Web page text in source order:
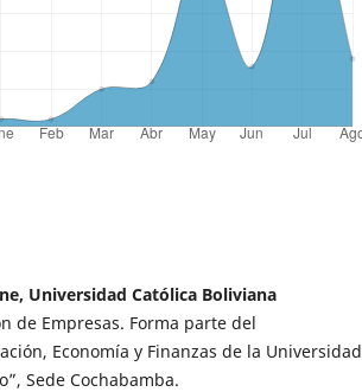
Universidad Católica Boliviana
de Empresas. Forma parte del
Economía y Finanzas de la Universidad
Sede Cochabamba.